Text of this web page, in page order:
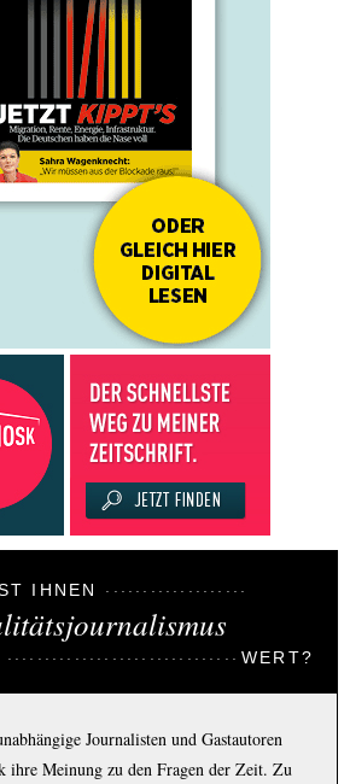
IHNEN
WERT?
Journalisten und Gastautoren
Meinung zu den Fragen der Zeit. Zu